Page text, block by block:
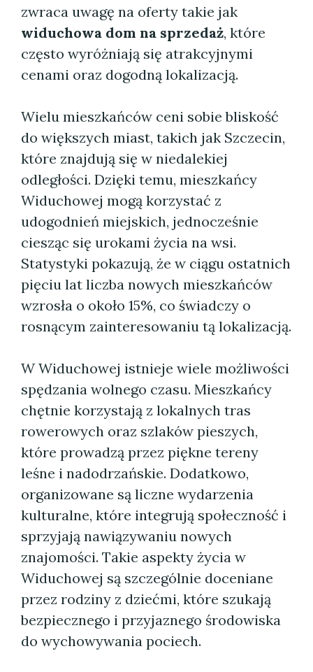
zwraca uwagę na oferty takie jak
widuchowa dom na sprzedaż, które
często wyróżniają się atrakcyjnymi
cenami oraz dogodną lokalizacją.
Wielu mieszkańców ceni sobie bliskość
do większych miast, takich jak Szczecin,
które znajdują się w niedalekiej
odległości. Dzięki temu, mieszkańcy
Widuchowej mogą korzystać z
udogodnień miejskich, jednocześnie
ciesząc się urokami życia na wsi.
Statystyki pokazują, że w ciągu ostatnich
pięciu lat liczba nowych mieszkańców
wzrosła o około 15%, co świadczy o
rosnącym zainteresowaniu tą lokalizacją.
W Widuchowej istnieje wiele możliwości
spędzania wolnego czasu. Mieszkańcy
chętnie korzystają z lokalnych tras
rowerowych oraz szlaków pieszych,
które prowadzą przez piękne tereny
leśne i nadodrzańskie. Dodatkowo,
organizowane są liczne wydarzenia
kulturalne, które integrują społeczność i
sprzyjają nawiązywaniu nowych
znajomości. Takie aspekty życia w
Widuchowej są szczególnie doceniane
przez rodziny z dziećmi, które szukają
bezpiecznego i przyjaznego środowiska
do wychowywania pociech.